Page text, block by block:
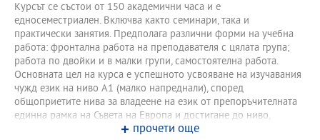
Курсът се състои от 150 академични часа и е
едносеместриален. Включва както семинари, така и
практически занятия. Предполага различни форми на учебна
работа: фронтална работа на преподавателя с цялата група;
работа по двойки и в малки групи, самостоятелна работа.
Основната цел на курса е успешното усвояване на изучавания
чужд език на ниво А1 (малко напреднали), според
общоприетите нива за владеене на език от препоръчителната
единна рамка на Съвета на Европа и достигане до ниво,
позволяващо успешно преминаване в следващото ниво - А2.
прочети още